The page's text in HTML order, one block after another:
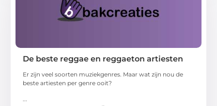
De beste reggae en reggaeton artiesten
Er zijn veel soorten muziekgenres. Maar wat zijn nou de
beste artiesten per genre ooit?